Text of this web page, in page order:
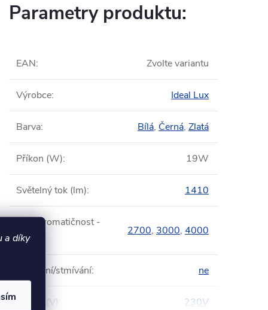
a díky
Parametry produktu:
EAN: Zvolte variantu
Výrobce: Ideal Lux
Barva: Bílá, Černá, Zlatá
Příkon (W): 19W
Světelný tok (lm): 1410
Chromatičnost -
K:
2700, 3000, 4000
Ovládání/stmívání: ne
Napětí (V): 230V